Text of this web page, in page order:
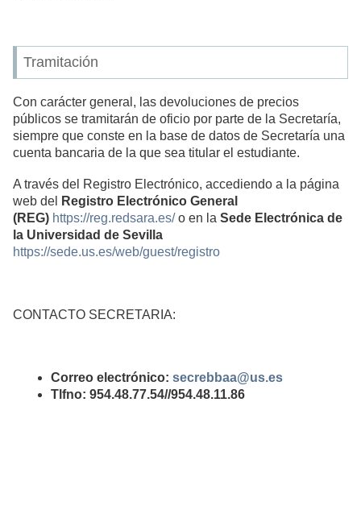
Tramitación
Con carácter general, las devoluciones de precios
públicos se tramitarán de oficio por parte de la Secretaría,
siempre que conste en la base de datos de Secretaría una
cuenta bancaria de la que sea titular el estudiante.
A través del Registro Electrónico, accediendo a la página
web del
Registro Electrónico General
(REG) https://reg.redsara.es/o en la Sede Electrónica de
la Universidad de Sevilla
https://sede.us.es/web/guest/registro
CONTACTO SECRETARIA:
Correo electrónico: secrebbaa@us.es
Tlfno: 954.48.77.54//954.48.11.86